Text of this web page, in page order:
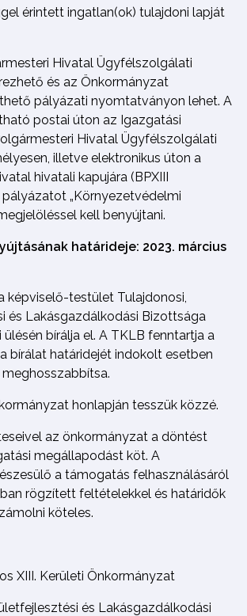
érintett ingatlan(ok) tulajdoni lapját
Hivatal Ügyfélszolgálati
és az Önkormányzat
pályázati nyomtatványon lehet. A
postai úton az Igazgatási
Hivatal Ügyfélszolgálati
illetve elektronikus úton a
hivatali kapujára (BPXIII
pályázatot „Környezetvédelmi
kell benyújtani.
határideje: 2023. március
képviselő-testület Tulajdonosi,
és Lakásgazdálkodási Bizottsága
ülésén bírálja el. A TKLB fenntartja a
bírálat határidejét indokolt esetben
honlapján tesszük közzé.
az önkormányzat a döntést
megállapodást köt. A
a támogatás felhasználásáról
rögzített feltételekkel és határidők
köteles.
XIII. Kerületi Önkormányzat
és Lakásgazdálkodási